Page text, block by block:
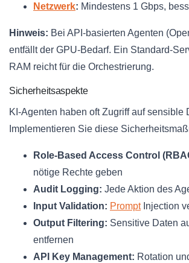
Netzwerk: Mindestens 1 Gbps,
Hinweis: Bei API-basierten Agenten
entfällt der GPU-Bedarf. Ein Standard-
RAM reicht für die Orchestrierung.
Sicherheitsaspekte
KI-Agenten haben oft Zugriff auf sensible
Implementieren Sie diese
Role-Based Access Control
nötige Rechte geben
Audit Logging: Jede Aktion des
Input Validation: PromptInjection
Output Filtering: Sensitive Daten
entfernen
API Key Management: Rotation